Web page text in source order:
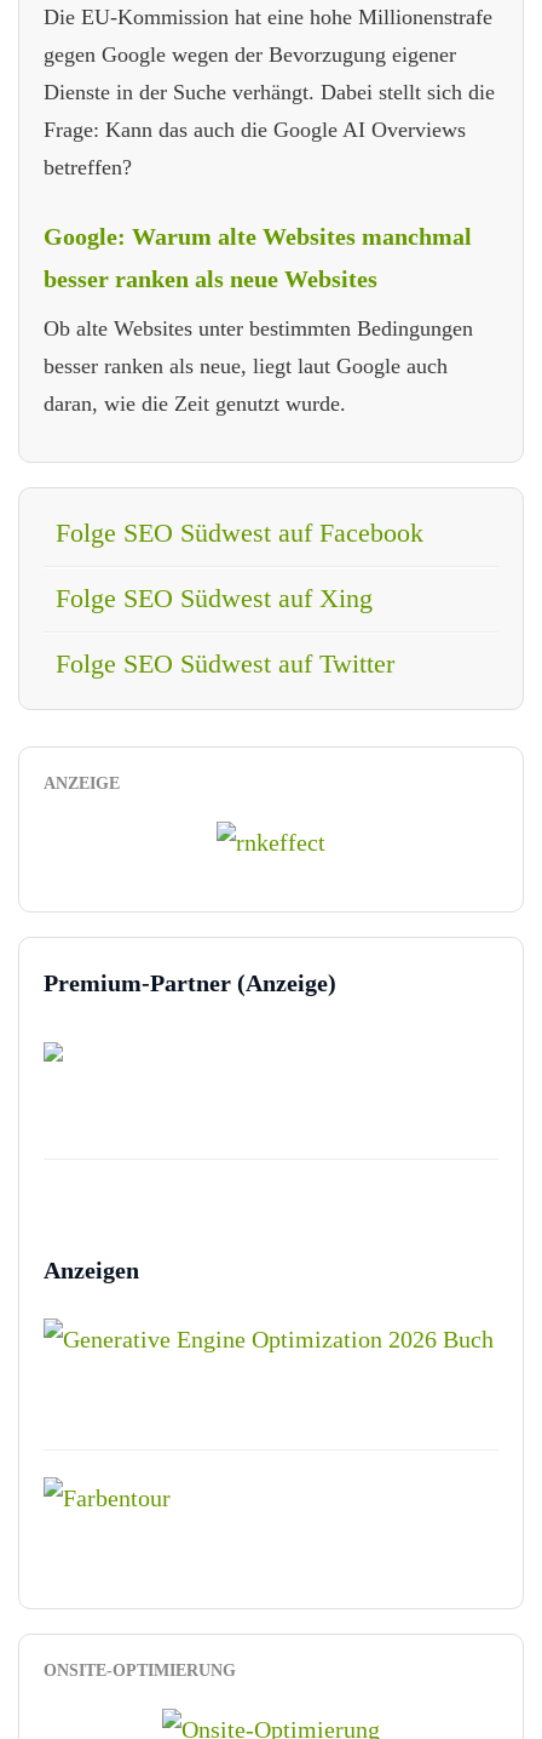
Die EU-Kommission hat eine hohe Millionenstrafe
gegen Google wegen der Bevorzugung eigener
Dienste in der Suche verhängt. Dabei stellt sich die
Frage: Kann das auch die Google AI Overviews
betreffen?
Google: Warum alte Websites manchmal
besser ranken als neue Websites
Ob alte Websites unter bestimmten Bedingungen
besser ranken als neue, liegt laut Google auch
daran, wie die Zeit genutzt wurde.
Folge SEO Südwest auf Facebook
Folge SEO Südwest auf Xing
Folge SEO Südwest auf Twitter
ANZEIGE
Premium-Partner (Anzeige)
Anzeigen
ONSITE-OPTIMIERUNG